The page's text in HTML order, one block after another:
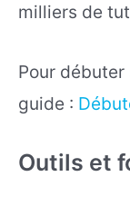
milliers de
Pour
guide :
Outils et